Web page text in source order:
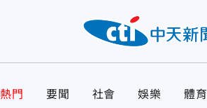
熱門 要聞 社會 娛樂 體育